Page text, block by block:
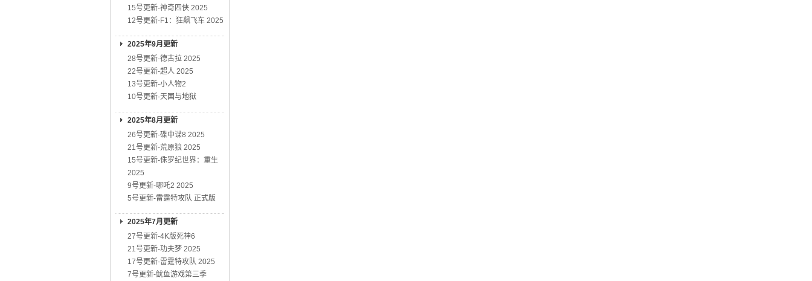
15号更新-神奇四侠 2025
12号更新-F1：狂飙飞车 2025
2025年9月更新
28号更新-德古拉 2025
22号更新-超人 2025
13号更新-小人物2
10号更新-天国与地狱
2025年8月更新
26号更新-碟中谍8 2025
21号更新-荒原狼 2025
15号更新-侏罗纪世界：重生
2025
9号更新-哪吒2 2025
5号更新-雷霆特攻队 正式版
2025年7月更新
27号更新-4K版死神6
21号更新-功夫梦 2025
17号更新-雷霆特攻队 2025
7号更新-鱿鱼游戏第三季